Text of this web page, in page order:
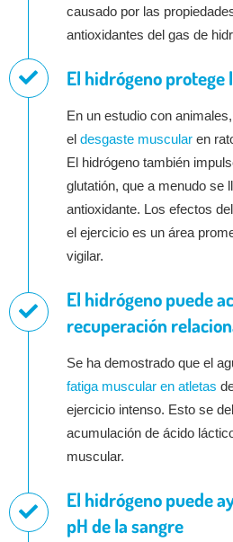
causado por las
antioxidantes del gas de
El hidrógeno protege
En un estudio con
el desgaste muscularen
El hidrógeno también
glutatión, que a menudo se
antioxidante. Los efectos
el ejercicio es un área
vigilar.
El hidrógeno puede
recuperación
Se ha demostrado que el
fatiga muscular en atletas
ejercicio intenso. Esto se
acumulación de ácido
muscular.
El hidrógeno puede
pH de la sangre